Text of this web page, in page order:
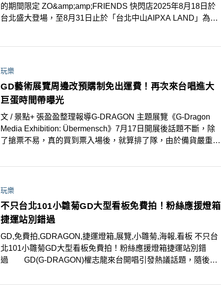
的期間限定 ZO&amp;amp;FRIENDS 快閃店2025年8月18日於
台北盛大登場，至8月31日止於「台北中山AIPXA LAND」為粉
玩樂
GD藝術展覽周邊改預購制免出運費！再次來台唱進大
巨蛋時間帶曝光
文 / 景點+ 張盈盈整理報導G-DRAGON 主題展覽《G-Dragon
Media Exhibition: Übermensch》7月17日開展後話題不斷，除
了搶票不易，真的買到票入場後，就算排了隊，由於備貨嚴重不
玩樂
不只台北101小雛菊GD大型看板免費拍！粉絲應援燈箱
捷運站別錯過
GD,免費拍,GDRAGON,捷運燈箱,展覽,小雛菊,海報,看板 不只台
北101小雛菊GD大型看板免費拍！粉絲應援燈箱捷運站別錯
過 GD(G-DRAGON)權志龍來台開唱引發熱議話題，隨後7
不足等問題遭受到粉絲的抱怨，不過，台北101購物中心裡頭掛